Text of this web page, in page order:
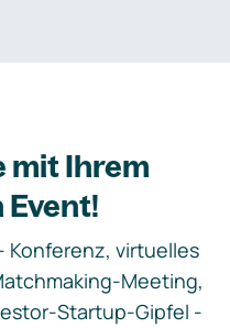
mit Ihrem
Konferenz, virtuelles
Meeting,
Startup-Gipfel -